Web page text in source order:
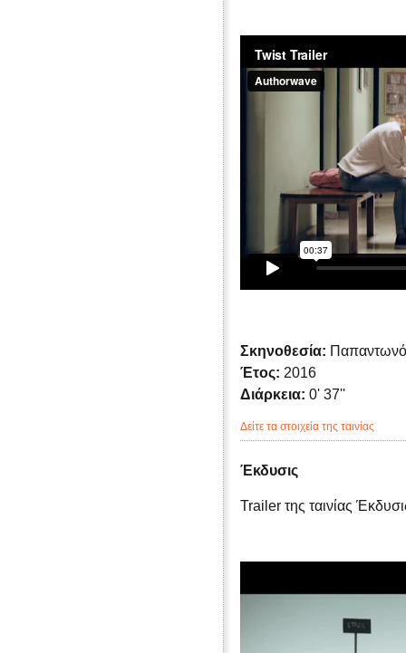
Σκηνοθεσία:
Έτος: 2016
Διάρκεια: 0' 37''
Δείτε τα στοιχεία της ταινίας
Έκδυσις
Trailer της ταινίας